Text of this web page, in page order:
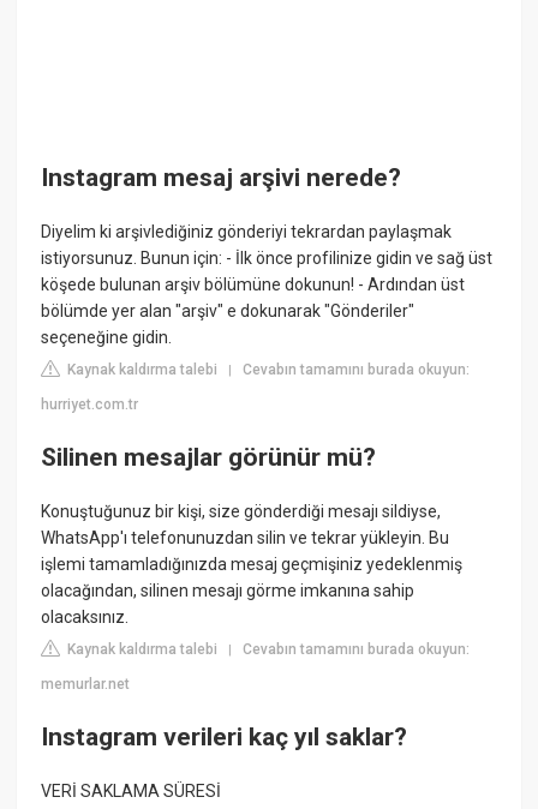
Instagram mesaj arşivi nerede?
Diyelim ki arşivlediğiniz gönderiyi tekrardan paylaşmak
istiyorsunuz. Bunun için: - İlk önce profilinize gidin ve sağ üst
köşede bulunan arşiv bölümüne dokunun! - Ardından üst
bölümde yer alan "arşiv" e dokunarak "Gönderiler"
seçeneğine gidin.
Kaynak kaldırma talebi |Cevabın tamamını burada okuyun:
hurriyet.com.tr
Silinen mesajlar görünür mü?
Konuştuğunuz bir kişi, size gönderdiği mesajı sildiyse,
WhatsApp'ı telefonunuzdan silin ve tekrar yükleyin. Bu
işlemi tamamladığınızda mesaj geçmişiniz yedeklenmiş
olacağından, silinen mesajı görme imkanına sahip
olacaksınız.
Kaynak kaldırma talebi |Cevabın tamamını burada okuyun:
memurlar.net
Instagram verileri kaç yıl saklar?
VERİ SAKLAMA SÜRESİ